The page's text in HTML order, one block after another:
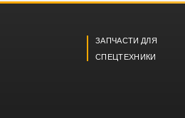
ЗАПЧАСТИ ДЛЯ
СПЕЦТЕХНИКИ